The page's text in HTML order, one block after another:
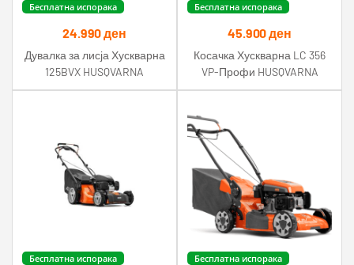
Бесплатна испорака
24.990ден
Дувалка за лисја Хускварна
125BVX HUSQVARNA
Бесплатна испорака
45.900ден
Косачка Хускварна LC 356
VP-Профи HUSQVARNA
Бесплатна испорака Бесплатна испорака